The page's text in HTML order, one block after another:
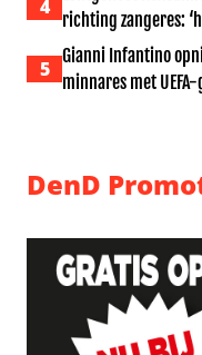
4
richting zangeres:
5
Gianni Infantino
minnares met
DenD